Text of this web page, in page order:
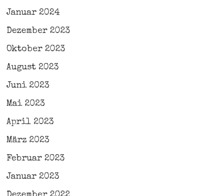
Januar 2024
Dezember 2023
Oktober 2023
August 2023
Juni 2023
Mai 2023
April 2023
März 2023
Februar 2023
Januar 2023